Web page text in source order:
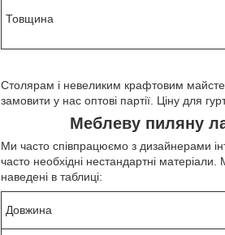
Товщина
Столярам і невеликим крафтовим
замовити у нас оптові партії. Ціну для
Меблеву пиляну
Ми часто співпрацюємо з дизайнерами
часто необхідні нестандартні
наведені в таблиці:
Довжина